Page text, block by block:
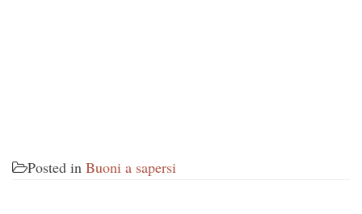
Posted in Buoni a sapersi